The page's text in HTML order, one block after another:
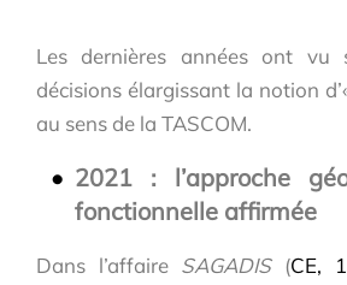
Les dernières années ont vu
décisions élargissant la notion
au sens de la TASCOM.
2021 : l’approche
fonctionnelle affirmée
Dans l’affaire SAGADIS(CE,